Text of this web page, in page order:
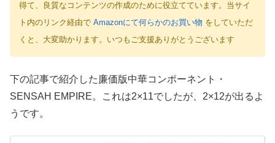
得て、良質なコンテンツの作成のために役立てています。当サイ
ト内のリンク経由で Amazonにて何らかのお買い物 をしていただ
くと、大変助かります。いつもご支援ありがとうございます
下の記事で紹介した廉価版中華コンポーネント・
SENSAH EMPIRE。これは2×11でしたが、2×12が出るよ
うです。